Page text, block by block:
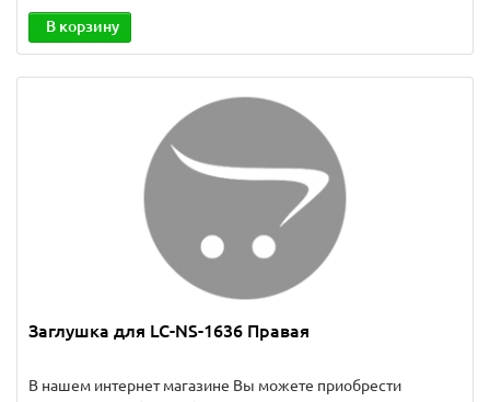
В корзину
Заглушка для LC-NS-1636 Правая
В нашем интернет магазине Вы можете приобрести